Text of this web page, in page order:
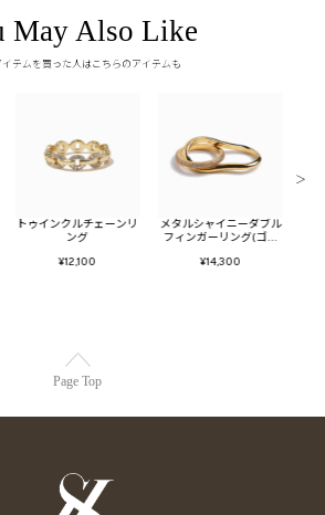
May Also Like
イテムを買った人はこちらのアイテムも
トゥインクルチェーンリ
ング
¥12,100
メタルシャイニーダブル
フィンガーリング(ゴー
¥14,300
＞
Page Top